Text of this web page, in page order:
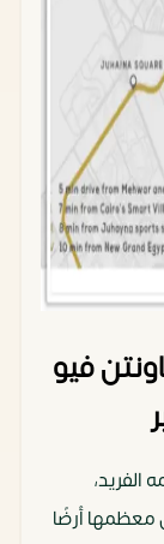
فيو
الفريد،
فدان، يشمل معظمها أرضًا